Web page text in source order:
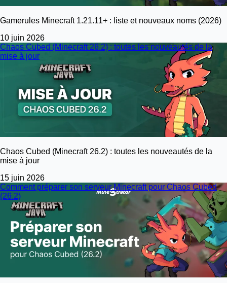
Gamerules Minecraft 1.21.11+ : liste et nouveaux noms (2026)
10 juin 2026
Chaos Cubed (Minecraft 26.2) : toutes les nouveautés de la
mise à jour
Chaos Cubed (Minecraft 26.2) : toutes les nouveautés de la
mise à jour
15 juin 2026
Comment préparer son serveur Minecraft pour Chaos Cubed
(26.2)